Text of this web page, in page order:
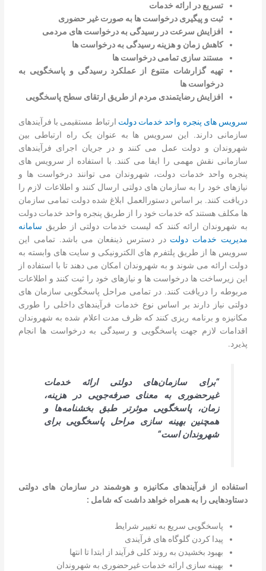
تسریع در ارائه خدمات
ثبت و پیگیری درخواست ها به صورت غیر حضوری
افزایش سرعت در رسیدگی به درخواست های مردمی
کاهش زمان و هزینه رسیدگی به درخواست ها
مستند سازی تمامی درخواست ها
تهیه گزارشات متنوع از عملکرد رسیدگی و پاسخگویی به
درخواست ها
افزایش رضایتمندی مردم از طریق ارتقای سطح پاسخگویی
سرویس های پنجره واحد خدمات دولت ارتباط مستقیمی با فرآیندهای
سازمانی دارند. این سرویس ها به عنوان یک راه ارتباطی بین
شهروندان و دولت عمل می کنند و در جریان اجرای فرآیندهای
سازمانی نقش مهمی را ایفا می کنند. با استفاده از سرویس های
پنجره واحد خدمات دولت، شهروندان می توانند درخواست ها و
نیازهای خود را به سازمان های دولتی ارسال کنند و اطلاعات لازم را
دریافت کنند. بر اساس دستورالعمل ابلاغ شده دولت تمامی سازمان
ها مکلف هستند که خدمات خود را از طریق پنجره واحد خدمات دولت
به شهروندان ارائه کنند که لیست خدمات دولتی از طریق سامانه
مدیریت خدمات دولت در دسترس ذینفعان می باشد. تمامی این
سرویس ها از طریق پلتفرم های الکترونیکی و سایت های وابسته به
دولت ارائه می شوند و به شهروندان امکان می دهند تا با استفاده از
این زیرساخت ها درخواست ها و نیازهای خود را ثبت کنند و اطلاعات
مربوطه را دریافت کنند. در تمامی مراحل پاسخگویی سازمان های
دولتی نیاز دارند بر اساس نوع خدمات فرآیندهای داخلی را طوری
مکانیزه و برنامه ریزی کنند که ظرف مدت اعلام شده به شهروندان
اقدامات لازم جهت پاسخگویی و رسیدگی به درخواست ها انجام
پذیرد.
“برای سازمان‌های دولتی ارائه خدمات
غیرحضوری به معنای صرفه‌جویی در هزینه،
زمان، پاسخگویی موثرتر طبق بخشنامه‌ها و
همچنین بهینه سازی مراحل پاسخگویی برای
شهروندان است“
استفاده از فرآیندهای مکانیزه و هوشمند در سازمان های دولتی
دستاودهایی را به همراه خواهد داشت که شامل :
پاسخگویی سریع به تغییر شرایط
پیدا کردن گلوگاه های فرآیندی
بهبود بخشیدن به روند کلی فرآیند از ابتدا تا انتها
بهینه سازی ارائه خدمات غیرحضوری به شهروندان